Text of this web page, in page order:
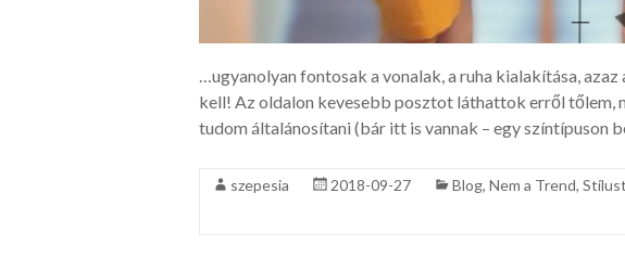
…ugyanolyan fontosak a vonalak, a ruha kialakítása,
kell! Az oldalon kevesebb posztot láthattok erről tőlem,
tudom általánosítani (bár itt is vannak – egy színtípuson
szepesia 2018-09-27 Blog, Nem a Trend,